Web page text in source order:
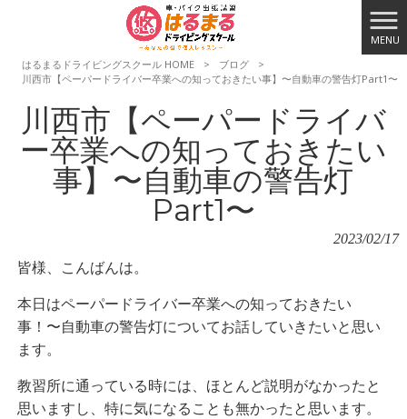
MENU
はるまるドライビングスクール HOME
> ブログ
>
川西市【ペーパードライバー卒業への知っておきたい事】〜自動車の警告灯Part1〜
川西市【ペーパードライバ
ー卒業への知っておきたい
事】〜自動車の警告灯
Part1〜
2023/02/17
皆様、こんばんは。
本日はペーパードライバー卒業への知っておきたい
事！〜自動車の警告灯についてお話していきたいと思い
ます。
教習所に通っている時には、ほとんど説明がなかったと
思いますし、特に気になることも無かったと思います。